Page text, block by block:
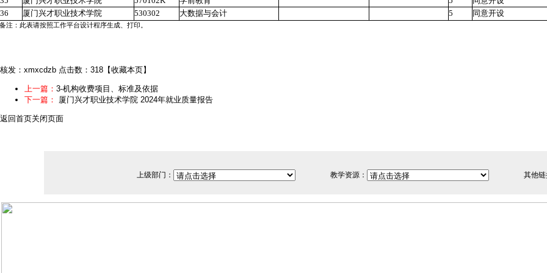
36
厦门兴才职业技术学院 530302 大数据与会计 5 同意开设
备注：此表请按照工作平台设计程序生成、打印。
核发：xmxcdzb 点击数：318 【收藏本页】
上一篇： 3-机构收费项目、标准及依据
下一篇：
厦门兴才职业技术学院 2024年就业质量报告
返回首页关闭页面
上级部门： 教学资源： 其他